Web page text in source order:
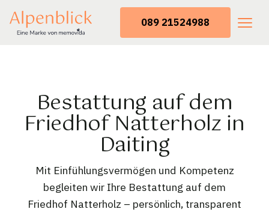
089 21524988
Bestattung auf dem
Friedhof Natterholz in
Daiting
Mit Einfühlungsvermögen und Kompetenz
begleiten wir Ihre Bestattung auf dem
Friedhof Natterholz – persönlich, transparent